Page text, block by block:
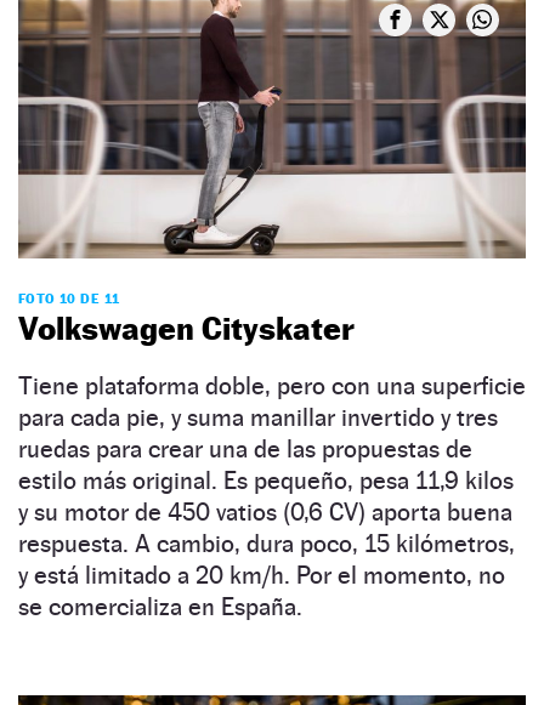
FOTO 10 DE 11
Volkswagen Cityskater
Tiene plataforma doble, pero con una superficie
para cada pie, y suma manillar invertido y tres
ruedas para crear una de las propuestas de
estilo más original. Es pequeño, pesa 11,9 kilos
y su motor de 450 vatios (0,6 CV) aporta buena
respuesta. A cambio, dura poco, 15 kilómetros,
y está limitado a 20 km/h. Por el momento, no
se comercializa en España.